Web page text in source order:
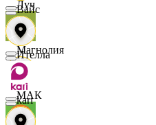
Луч
Магнолия
МАК
Вайс
Ителла
kari